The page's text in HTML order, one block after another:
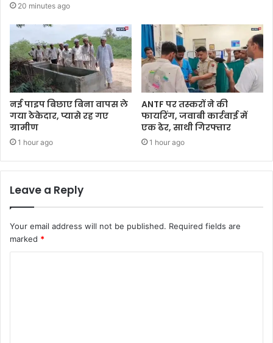
20 minutes ago
नई पाइप बिछाए बिना वापस ले
गया ठेकेदार, प्यासे रह गए
ग्रामीण
1 hour ago
ANTF पर तस्करों ने की
फायरिंग, जवाबी कार्रवाई में
एक ढेर, साथी गिरफ्तार
1 hour ago
Leave a Reply
Your email address will not be published. Required fields are
marked *